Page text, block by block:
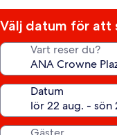
Välj datum för att
Vart reser du?
Datum